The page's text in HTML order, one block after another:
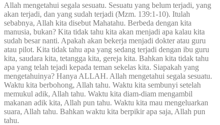
Allah mengetahui segala sesuatu. Sesuatu yang belum terjadi, yang
akan terjadi, dan yang sudah terjadi (Mzm. 139:1-10). Itulah
sebabnya, Allah kita disebut Mahatahu. Berbeda dengan kita
manusia, bukan? Kita tidak tahu kita akan menjadi apa kalau kita
sudah besar nanti. Apakah akan bekerja menjadi dokter atau guru
atau pilot. Kita tidak tahu apa yang sedang terjadi dengan ibu guru
kita, saudara kita, tetangga kita, gereja kita. Bahkan kita tidak tahu
apa yang telah tejadi kepada teman sekelas kita. Siapakah yang
mengetahuinya? Hanya ALLAH. Allah mengetahui segala sesuatu.
Waktu kita berbohong, Allah tahu. Waktu kita sembunyi setelah
memukul adik, Allah tahu. Waktu kita diam-diam mengambil
makanan adik kita, Allah pun tahu. Waktu kita mau mengeluarkan
suara, Allah tahu. Bahkan waktu kita berpikir apa saja, Allah pun
tahu.